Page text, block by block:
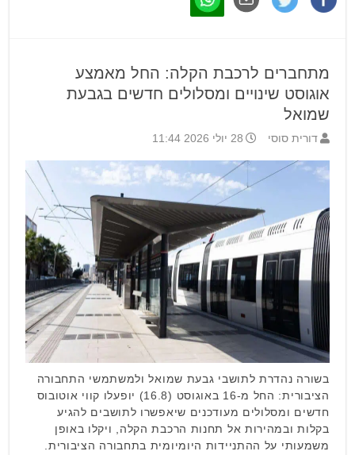
מתחברים לרכבת הקלה: החל מאמצע
אוגוסט שינויים ומסלולים חדשים בגבעת
שמואל
דורית סוסי 28 יולי 2026 11:44
בשורה נהדרת לתושבי גבעת שמואל ולמשתמשי התחבורה
הציבורית: החל מ-16 באוגוסט (16.8) יופעלו קווי אוטובוס
חדשים ומסלולים מעודכנים שיאפשרו לתושבים להגיע
בקלות ובמהירות אל תחנות הרכבת הקלה, ויקלו באופן
משמעותי על ההתניידות היומיומית בתחבורה הציבורית.